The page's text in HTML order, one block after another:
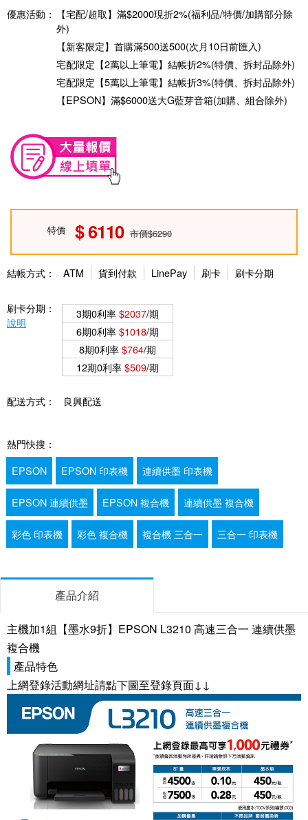
優惠活動：
【宅配/超取】滿$2000現折2%(福利品/特價/加購部分除
外)
【新客限定】首購滿500送500(次月10日前匯入)
宅配限定【2萬以上筆電】結帳折2%(特價、拆封品除外)
宅配限定【5萬以上筆電】結帳折3%(特價、拆封品除外)
【EPSON】滿$6000送大G藍芽音箱(加購、組合除外)
特價 6110 市價$6290
結帳方式： ATM 貨到付款 LinePay 刷卡 刷卡分期
刷卡分期：
說明
3期0利率$2037/期
6期0利率$1018/期
8期0利率$764/期
12期0利率$509/期
配送方式： 良興配送
熱門快搜：
EPSON
EPSON 印表機 連續供墨 印表機
EPSON 連續供墨 EPSON 複合機 連續供墨 複合機
彩色 印表機 彩色 複合機 複合機 三合一 三合一 印表機
產品介紹
主機加1組【墨水9折】EPSON L3210 高速三合一 連續供墨
複合機
產品特色
上網登錄活動網址請點下圖至登錄頁面↓↓